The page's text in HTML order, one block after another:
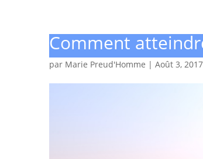
Comment
par Marie Preud'Homme | Août 3, 2017